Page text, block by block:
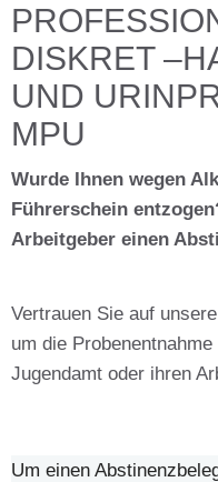
DISKRET
UND
MPU
Wurde Ihnen wegen
Führerschein
Arbeitgeber einen
Vertrauen Sie auf
um die
Jugendamt oder ihren
Um einen